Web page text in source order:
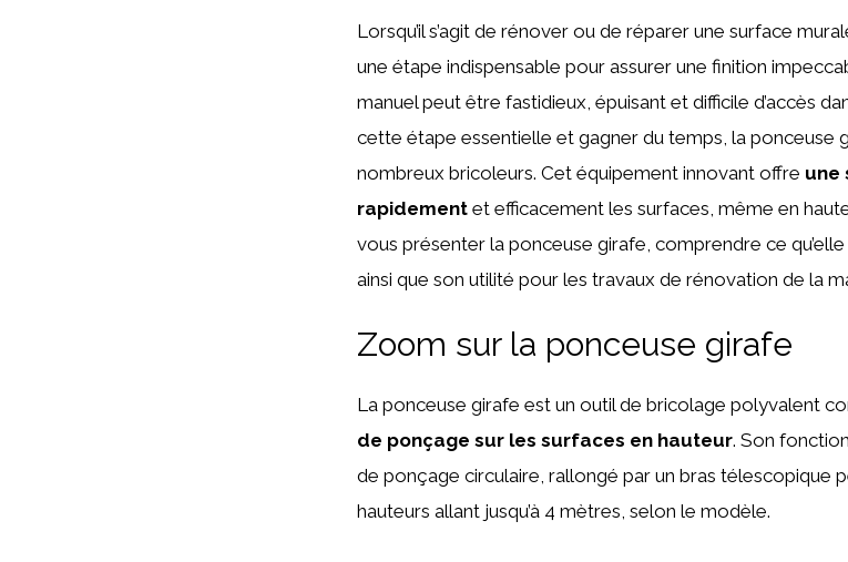
Lorsqu’il s’agit de rénover ou de réparer une surface
une étape indispensable pour assurer une finition
manuel peut être fastidieux, épuisant et difficile d’accès
cette étape essentielle et gagner du temps, la ponceuse
nombreux bricoleurs. Cet équipement innovant offre une
rapidement et efficacement les surfaces, même en
vous présenter la ponceuse girafe, comprendre ce
ainsi que son utilité pour les travaux de rénovation de la
Zoom sur la ponceuse girafe
La ponceuse girafe est un outil de bricolage polyvalent
de ponçage sur les surfaces en hauteur. Son
de ponçage circulaire, rallongé par un bras télescopique
hauteurs allant jusqu’à 4 mètres, selon le modèle.